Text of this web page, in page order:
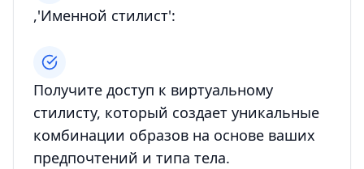
,'Именной стилист':
Получите доступ к виртуальному
стилисту, который создает уникальные
комбинации образов на основе ваших
предпочтений и типа тела.